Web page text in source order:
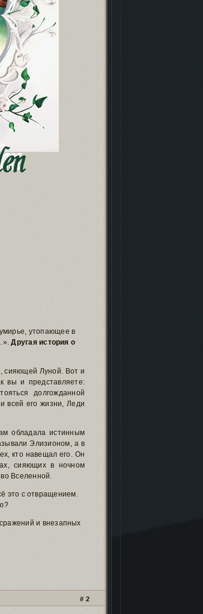
утопающее в
Другая история о
сияющей Луной. Вот и
вы и представляете:
долгожданной
всей его жизни, Леди
обладала истинным
Элизионом, а в
кто навещал его. Он
сияющих в ночном
Вселенной.
это с отвращением.
и внезапных
2